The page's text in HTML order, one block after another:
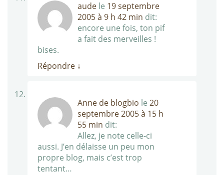
aude le 19 septembre
2005 à 9 h 42 min dit:
encore une fois, ton pif
a fait des merveilles !
bises.
Répondre ↓
Anne de blogbio le 20
septembre 2005 à 15 h
55 min dit:
Allez, je note celle-ci
aussi. J’en délaisse un peu mon
propre blog, mais c’est trop
tentant…